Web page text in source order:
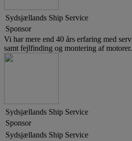
Sydsjællands Ship Service
Sponsor
Vi har mere end 40 års erfaring med
samt fejlfinding og montering af motorer.
Sydsjællands Ship Service
Sponsor
Sydsjællands Ship Service